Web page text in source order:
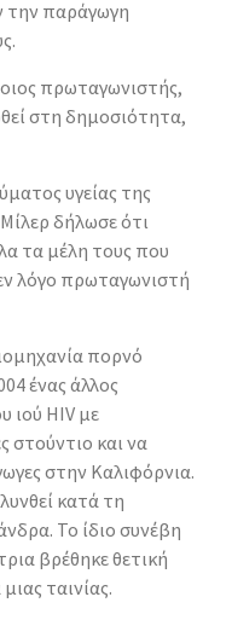
παράγωγη
πρωταγωνιστής,
στη δημοσιότητα,
υγείας της
δήλωσε ότι
τα μέλη τους που
λόγο πρωταγωνιστή
πορνό
ένας άλλος
ιού HIV με
στούντιο και να
στην Καλιφόρνια.
κατά τη
Το ίδιο συνέβη
βρέθηκε θετική
ταινίας.